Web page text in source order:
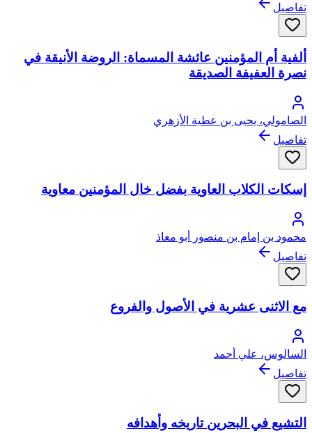
تفاصيل
ألفية أم المؤمنين عائشة المسماة: الروضة الأنيقة في
نصرة العفيفة الصديقة
الصامولي، يحيى بن عطية الأزهري
تفاصيل
إسكات الكلاب العاوية بفضل خال المؤمنين معاوية
محمود بن إمام بن منصور أبو معاذ
تفاصيل
مع الاثنى عشرية في الأصول والفروع
السالوس، علي أحمد
تفاصيل
التشيع في البحرين تاريخه وأهدافه